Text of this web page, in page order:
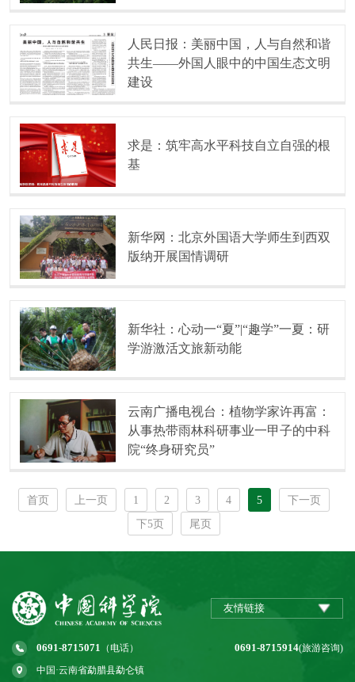
人民日报：美丽中国，人与自然和谐
共生——外国人眼中的中国生态文明
建设
求是：筑牢高水平科技自立自强的根
基
新华网：北京外国语大学师生到西双
版纳开展国情调研
新华社：心动一“夏”|“趣学”一夏：研
学游激活文旅新动能
云南广播电视台：植物学家许再富：
从事热带雨林科研事业一甲子的中科
院“终身研究员”
首页 上一页 1 2 3 4 5
下一页
下5页
尾页
友情链接
0691-8715071 （电话） 0691-8715914(旅游咨询)
中国·云南省勐腊县勐仑镇